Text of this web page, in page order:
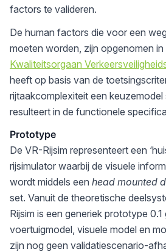
factors te valideren.
De human factors die voor een
moeten worden, zijn opgenomen
Kwaliteitsorgaan
heeft op basis van de
rijtaakcomplexiteit een
resulteert in de functionele
Prototype
De VR-Rijsim representeert een
rijsimulator waarbij de visuele
wordt middels een head mounted
set. Vanuit de theoretische
Rijsim is een generiek prototype
voertuigmodel, visuele model en
zijn nog geen validatiescenario-